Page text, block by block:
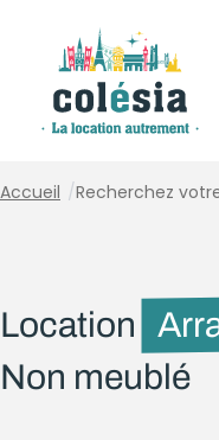
Accueil /Recherchez
Location
Non meublé